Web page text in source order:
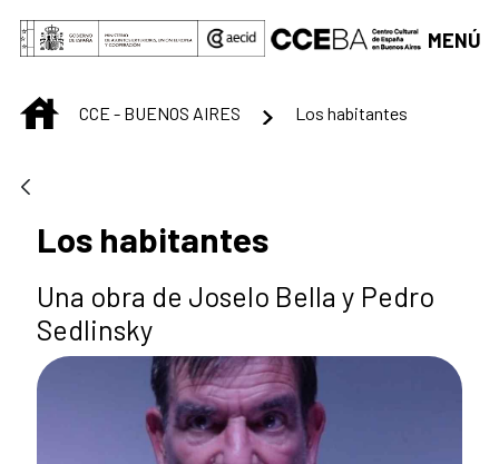
Saltar al contenido principal
MENÚ
INICIOCCE - BUENOS AIRES Los habitantes
Los habitantes
Una obra de Joselo Bella y Pedro
Sedlinsky